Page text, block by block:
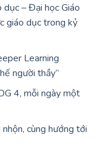
dục – Đại học Giáo
giáo dục trong kỷ
Learning
người thầy”
4, mỗi ngày một
cùng hướng tới